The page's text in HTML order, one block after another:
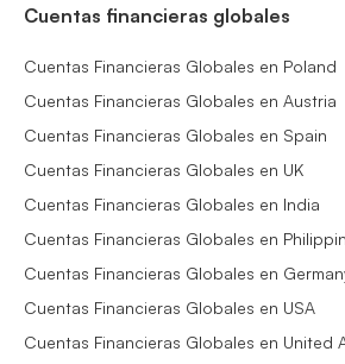
Cuentas financieras globales
Cuentas Financieras Globales en Poland
Cuentas Financieras Globales en Austria
Cuentas Financieras Globales en Spain
Cuentas Financieras Globales en UK
Cuentas Financieras Globales en India
Cuentas Financieras Globales en
Cuentas Financieras Globales en
Cuentas Financieras Globales en USA
Cuentas Financieras Globales en United